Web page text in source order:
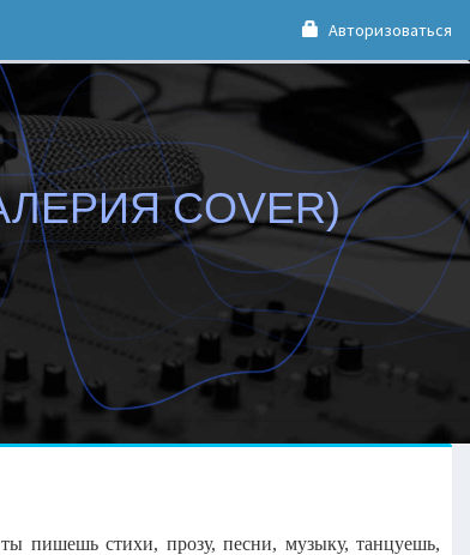
Авторизоваться
COVER)
пишешь стихи, прозу, песни, музыку, танцуешь,